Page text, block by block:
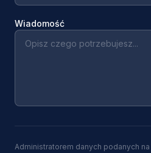
Wiadomość
Administratorem danych podanych